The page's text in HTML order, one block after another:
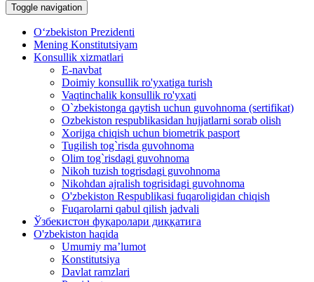
Toggle navigation
Oʻzbekiston Prezidenti
Mening Konstitutsiyam
Konsullik xizmatlari
E-navbat
Doimiy konsullik ro'yxatiga turish
Vaqtinchalik konsullik ro'yxati
O`zbekistonga qaytish uchun guvohnoma (sertifikat)
Ozbekiston respublikasidan hujjatlarni sorab olish
Xorijga chiqish uchun biometrik pasport
Tugilish tog`risda guvohnoma
Olim tog`risdagi guvohnoma
Nikoh tuzish togrisdagi guvohnoma
Nikohdan ajralish togrisidagi guvohnoma
O'zbekiston Respublikasi fuqaroligidan chiqish
Fuqarolarni qabul qilish jadvali
Ўзбекистон фуқаролари диққатига
O'zbekiston haqida
Umumiy ma’lumot
Konstitutsiya
Davlat ramzlari